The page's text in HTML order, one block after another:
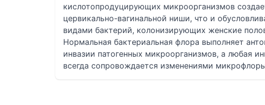
кислотопродуцирующих микроорганизмов
цервикально-вагинальной ниши, что и
видами бактерий, колонизирующих женские
Нормальная бактериальная флора выполняет
инвазии патогенных микроорганизмов, а любая
всегда сопровождается изменениями